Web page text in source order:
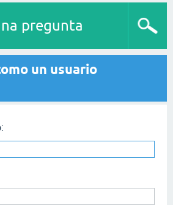
pregunta
un usuario